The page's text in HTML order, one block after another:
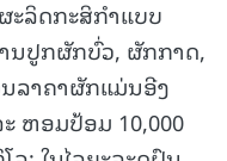
ະລິດກະສິກໍາແບບ
ນປູກຜັກບົ່ວ, ຜັກກາດ,
ລາຄາຜັກແມ່ນອີງ
ຫອມປ້ອມ 10,000